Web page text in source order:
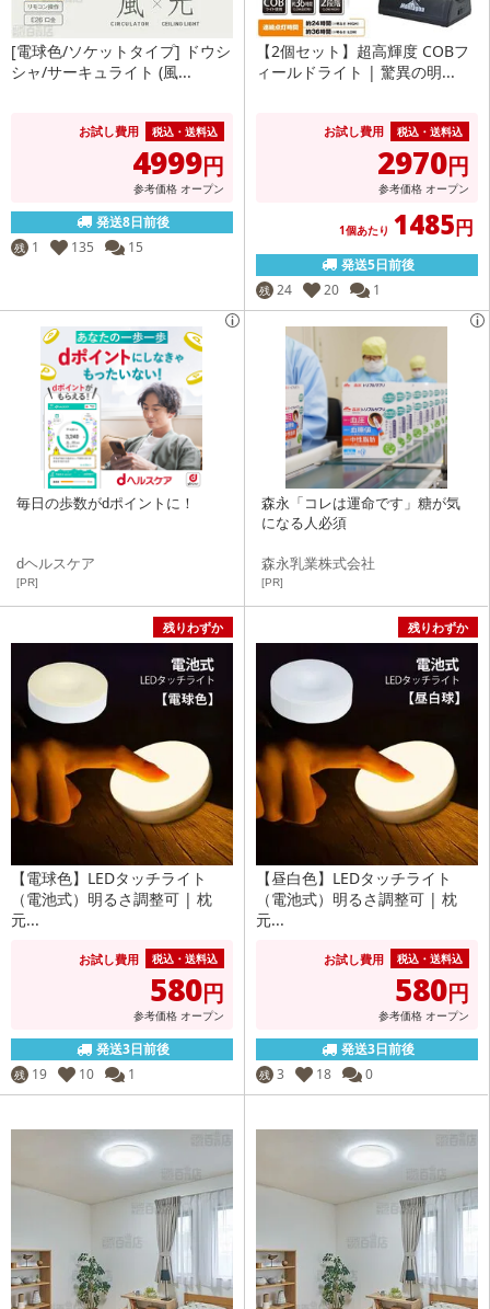
[電球色/ソケットタイプ] ドウシ
シャ/サーキュライト (風...
お試し費用 税込・送料込
4999円
参考価格 オープン
発送8日前後
残 1 135 15
【2個セット】超高輝度 COBフ
ィールドライト | 驚異の明...
お試し費用 税込・送料込
2970円
参考価格 オープン
1個あたり 1485円
発送5日前後
残 24 20 1
毎日の歩数がdポイントに！
dヘルスケア
[PR]
森永「コレは運命です」糖が気
になる人必須
森永乳業株式会社
[PR]
残りわずか
【電球色】LEDタッチライト
（電池式）明るさ調整可 | 枕
元...
お試し費用 税込・送料込
580円
参考価格 オープン
発送3日前後
残 19 10 1
残りわずか
【昼白色】LEDタッチライト
（電池式）明るさ調整可 | 枕
元...
お試し費用 税込・送料込
580円
参考価格 オープン
発送3日前後
残 3 18 0